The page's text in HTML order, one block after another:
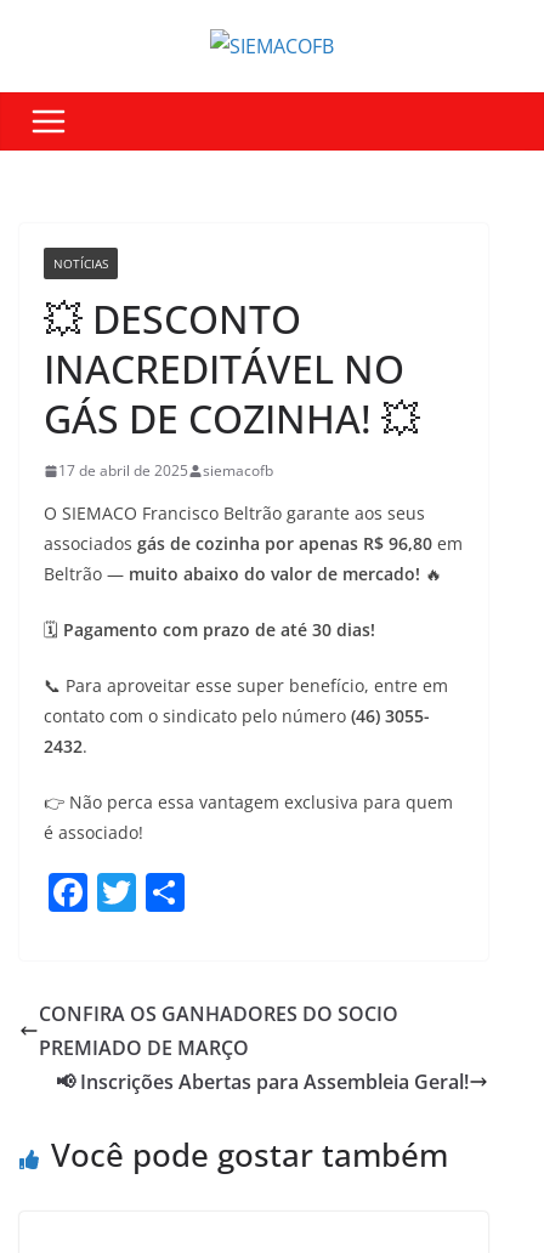
NOTÍCIAS
💥 DESCONTO
INACREDITÁVEL NO
GÁS DE COZINHA! 💥
17 de abril de 2025 siemacofb
O SIEMACO Francisco Beltrão garante aos seus
associados gás de cozinha por apenas R$ 96,80 em
Beltrão — muito abaixo do valor de mercado! 🔥
🗓️ Pagamento com prazo de até 30 dias!
📞 Para aproveitar esse super benefício, entre em
contato com o sindicato pelo número (46) 3055-
2432.
👉 Não perca essa vantagem exclusiva para quem
é associado!
F
e
b
o
k
T
er e
CONFIRA OS GANHADORES DO SOCIO
PREMIADO DE MARÇO
📢 Inscrições Abertas para Assembleia Geral!
Você pode gostar também